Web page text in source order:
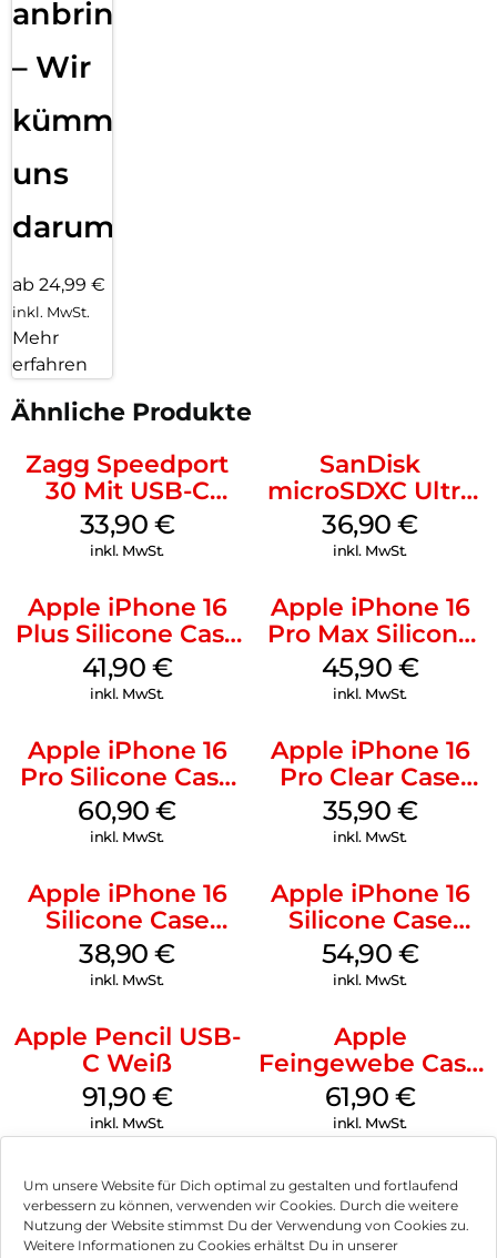
Um unsere Website für Dich optimal zu gestalten und fortlaufend
verbessern zu können, verwenden wir Cookies. Durch die weitere
Nutzung der Website stimmst Du der Verwendung von Cookies zu.
Weitere Informationen zu Cookies erhältst Du in unserer
anbringen
– Wir
kümmern
uns
darum!
ab 24,99 €
inkl. MwSt.
Mehr
erfahren
Ähnliche Produkte
Zagg Speedport
30 Mit USB-C
Kabel Weiß
33,90 €
inkl. MwSt.
SanDisk
microSDXC Ultra
128 GB + Adapter
Mobile
36,90€
inkl. MwSt.
Apple iPhone 16
Plus Silicone Case
MagSafe Stone
Gray
41,90 €
inkl. MwSt.
Apple iPhone 16
Pro Max Silicone
Case MagSafe
Ultramarine
45,90 €
inkl. MwSt.
Apple iPhone 16
Pro Silicone Case
MagSafe Stone
Gray
60,90€
inkl. MwSt.
Apple iPhone 16
Pro Clear Case
MagSafe
Transparent
35,90 €
inkl. MwSt.
Apple iPhone 16
Silicone Case
MagSafe
Ultramarine
38,90€
inkl. MwSt.
Apple iPhone 16
Silicone Case
MagSafe Black
54,90 €
inkl. MwSt.
Apple Pencil USB-
C Weiß
91,90 €
inkl. MwSt.
Apple
Feingewebe Case
iPhone 15 Pro
MagSafe Schwarz
61,90 €
inkl. MwSt.
Impressum